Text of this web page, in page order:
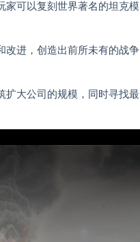
家可以复刻世界著名的坦克模
改进，创造出前所未有的战争
扩大公司的规模，同时寻找最